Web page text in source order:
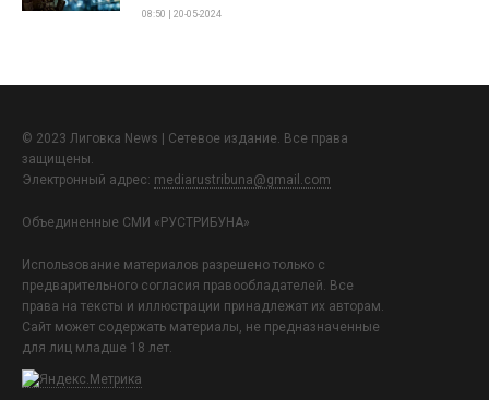
08:50 | 20-05-2024
© 2023 Лиговка News | Сетевое издание. Все права
защищены.
Электронный адрес: mediarustribuna@gmail.com
Объединенные СМИ «РУСТРИБУНА»
Использование материалов разрешено только с
предварительного согласия правообладателей. Все
права на тексты и иллюстрации принадлежат их авторам.
Сайт может содержать материалы, не предназначенные
для лиц младше 18 лет.